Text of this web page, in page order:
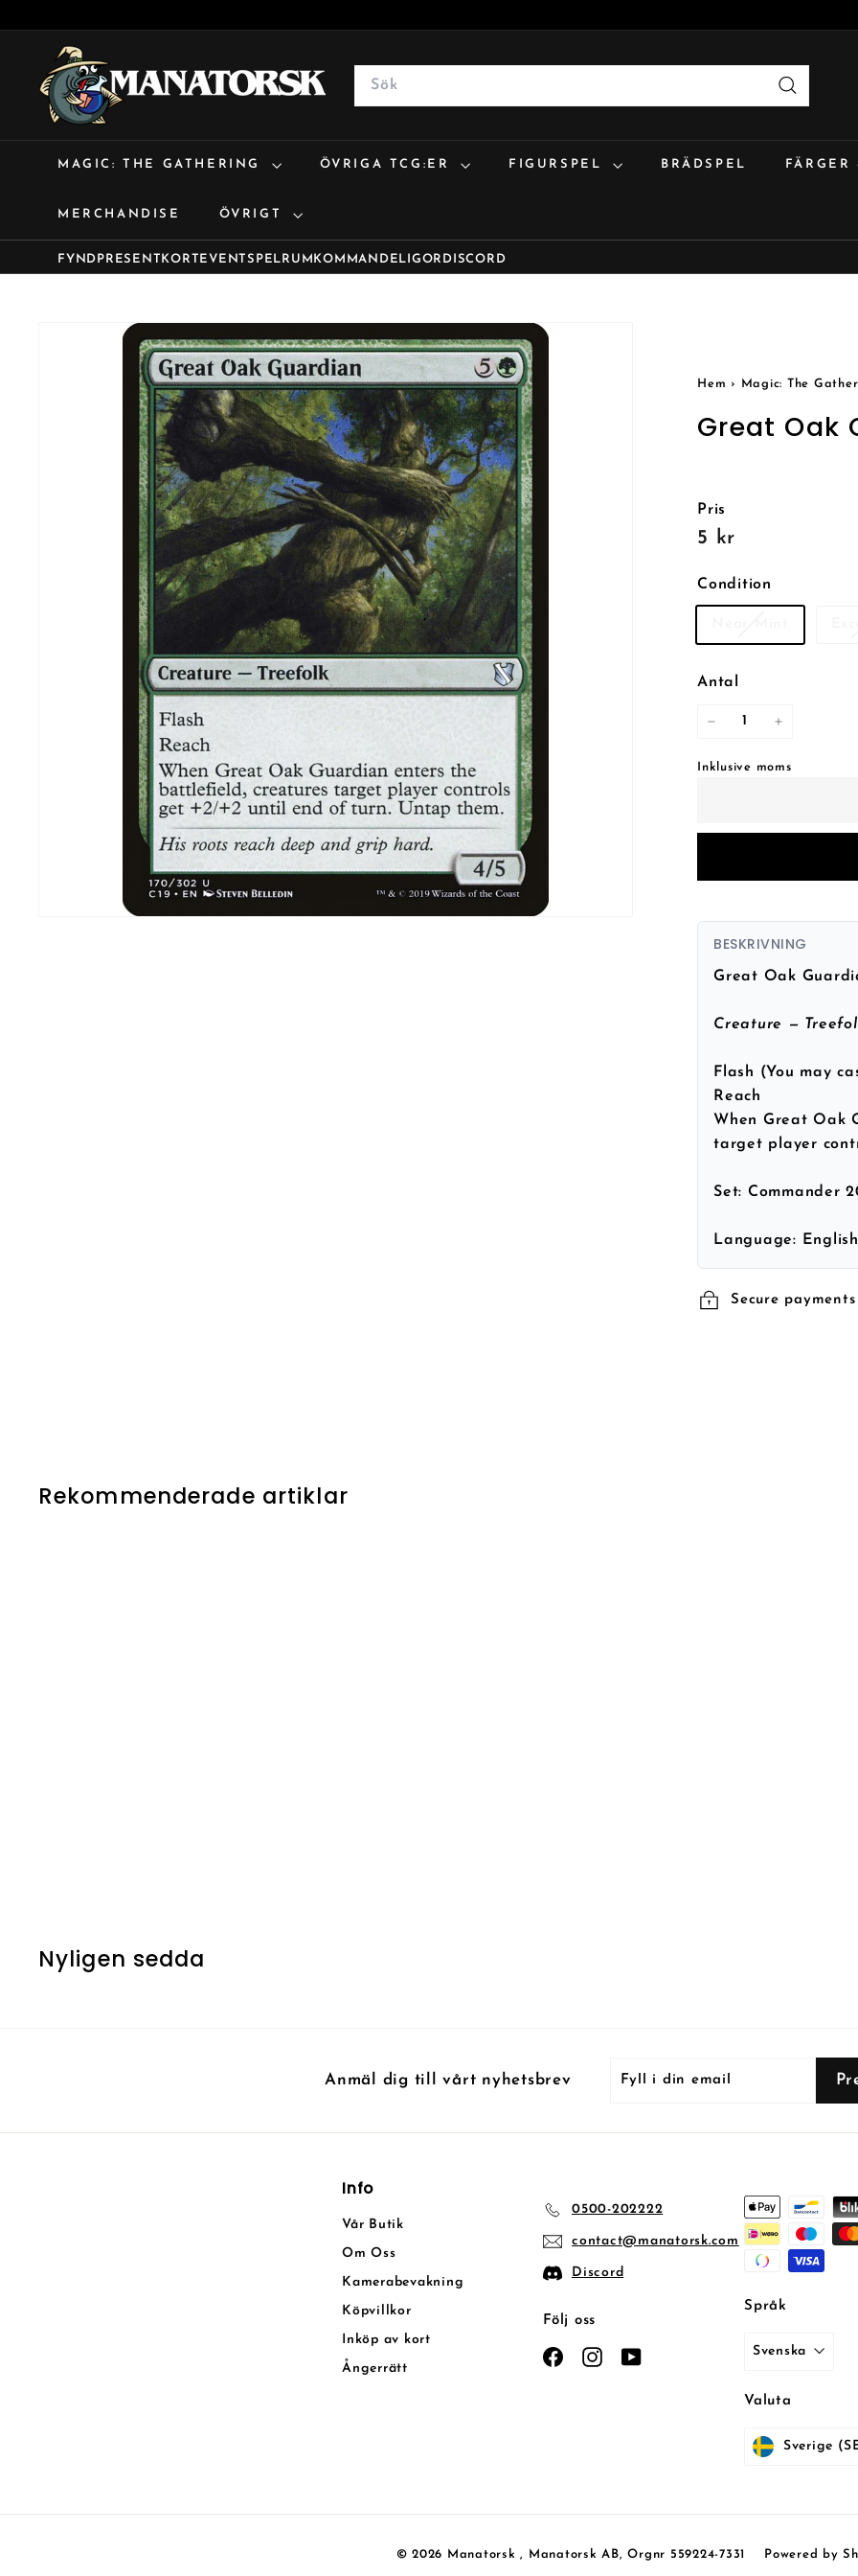
M
a
n
a
Search
Sök
MAGIC: THE GATHERING ÖVRIGA TCG:ER FIGURSPEL BRÄDSPEL
MERCHANDISE ÖVRIGT
FYND PRESENTKORT EVENTSPELRUM KOMMANDE LIGOR DISCORD
Hem › Magic: The
Great Oak
Pris
Reguljärt
5 kr
Condition
Antal
Inklusive moms
BESKRIVNING
Great Oak
Creature —
Flash (You may
Reach
When Great Oak
target player
Set: Commander
Language: English
Secure payments
Rekommenderade artiklar
Nyligen sedda
Anmäl dig till vårt nyhetsbrev
Info
Vår Butik
Om Oss
Kamerabevakning
Köpvillkor
Inköp av kort
Ångerrätt
0500-202222
contact@manatorsk.com
Discord
Följ oss
FacebookInstagram
Språk
Svenska
Valuta
© 2026 Manatorsk , Manatorsk AB, Orgnr 559224-7331 Powered by